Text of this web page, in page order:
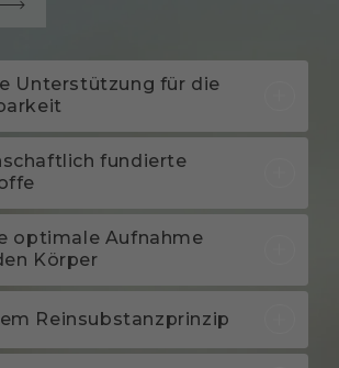
Unterstützung für die
fundierte
optimale Aufnahme
Körper
Reinsubstanzprinzip